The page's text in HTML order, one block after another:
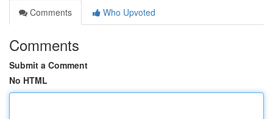
Comments
Who Upvoted
Comments
Submit a Comment
No HTML